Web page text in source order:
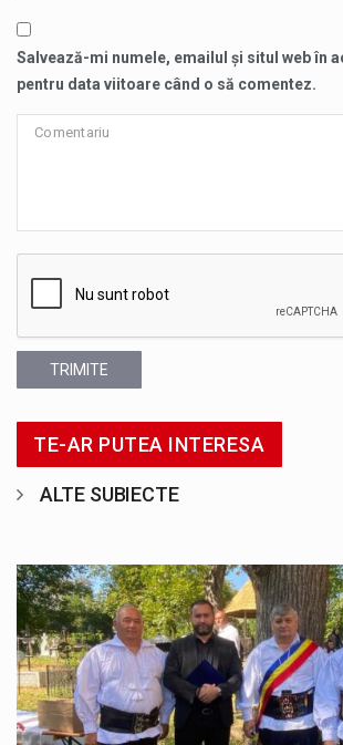
Salvează-mi numele, emailul și situl web în
pentru data viitoare când o să comentez.
TRIMITE
TE-AR PUTEA INTERESA
ALTE SUBIECTE